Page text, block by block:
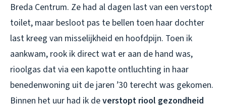
Breda Centrum. Ze had al dagen last van een verstopt
toilet, maar besloot pas te bellen toen haar dochter
last kreeg van misselijkheid en hoofdpijn. Toen ik
aankwam, rook ik direct wat er aan de hand was,
rioolgas dat via een kapotte ontluchting in haar
benedenwoning uit de jaren ’30 terecht was gekomen.
Binnen het uur had ik deverstopt riool gezondheid